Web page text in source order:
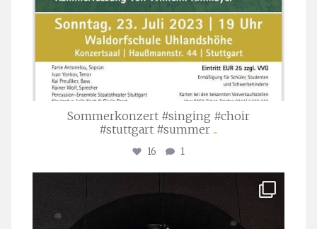
Sommerkonzert #singing #choir
#stuttgart #summer ...
16 1
Apr. 1